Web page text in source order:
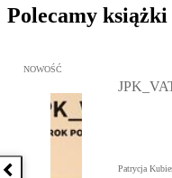
Polecamy
Przejdź do: JPK_VAT
NOWOŚĆ
Patrycja